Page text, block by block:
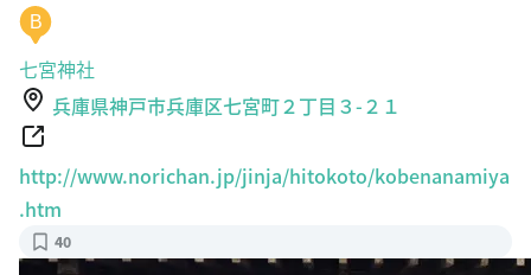
B
七宮神社
兵庫県神戸市兵庫区七宮町２丁目３-２１
http://www.norichan.jp/jinja/hitokoto/kobenanamiya
.htm
40